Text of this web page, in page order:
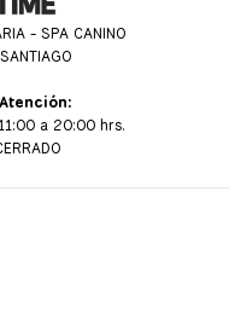
- SPA CANINO
a 20:00 hrs.